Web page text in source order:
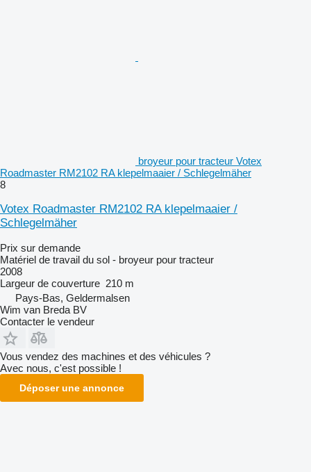
broyeur pour tracteur Votex
Roadmaster RM2102 RA klepelmaaier / Schlegelmäher
8
Votex Roadmaster RM2102 RA klepelmaaier /
Schlegelmäher
Prix sur demande
Matériel de travail du sol - broyeur pour tracteur
2008
Largeur de couverture 210 m
Pays-Bas, Geldermalsen
Wim van Breda BV
Contacter le vendeur
Vous vendez des machines et des véhicules ?
Avec nous, c'est possible !
Déposer une annonce